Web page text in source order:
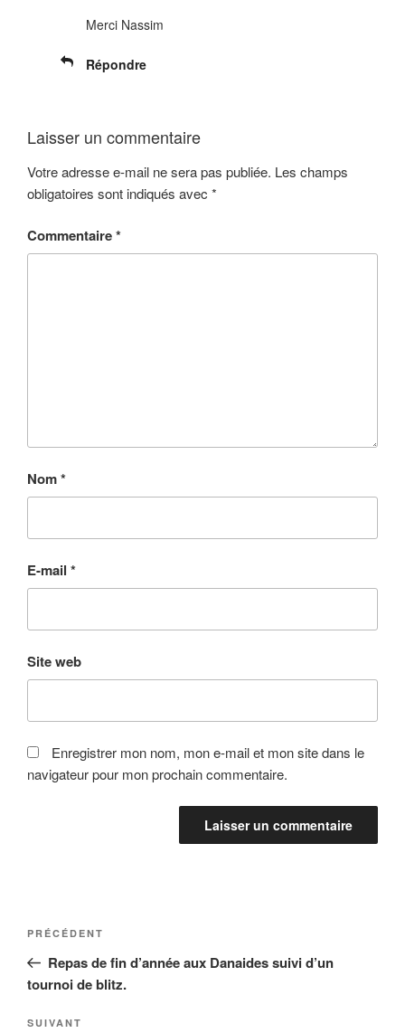
Merci Nassim
Répondre
Laisser un commentaire
Votre adresse e-mail ne sera pas publiée. Les champs
obligatoires sont indiqués avec *
Commentaire*
Nom*
E-mail *
Site web
Enregistrer mon nom, mon e-mail et mon site dans le
navigateur pour mon prochain commentaire.
Navigation
l’article
Article
précédent
PRÉCÉDENT
Repas de fin d’année aux Danaides suivi d’un
tournoi de blitz.
Article
SUIVANT